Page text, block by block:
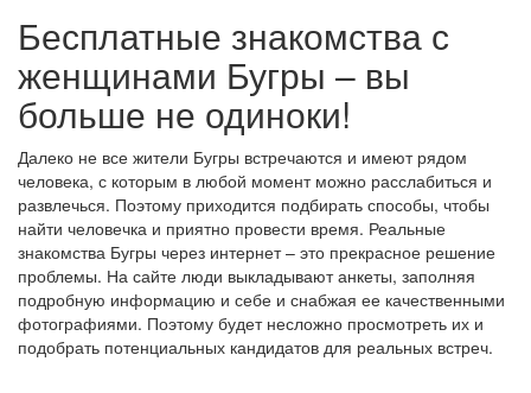
Бесплатные знакомства с
женщинами Бугры – вы
больше не одиноки!
Далеко не все жители Бугры встречаются и имеют рядом
человека, с которым в любой момент можно расслабиться и
развлечься. Поэтому приходится подбирать способы, чтобы
найти человечка и приятно провести время. Реальные
знакомства Бугры через интернет – это прекрасное решение
проблемы. На сайте люди выкладывают анкеты, заполняя
подробную информацию и себе и снабжая ее качественными
фотографиями. Поэтому будет несложно просмотреть их и
подобрать потенциальных кандидатов для реальных встреч.